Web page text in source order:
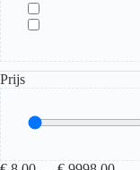
Prijs